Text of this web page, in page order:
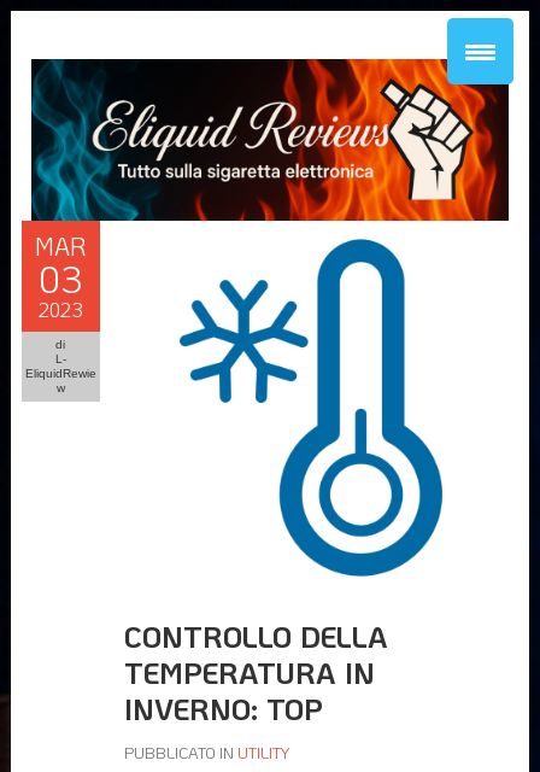
MAR
03
2023
di
L-
EliquidRewie
w
CONTROLLO DELLA
TEMPERATURA IN
INVERNO: TOP
PUBBLICATO IN UTILITY